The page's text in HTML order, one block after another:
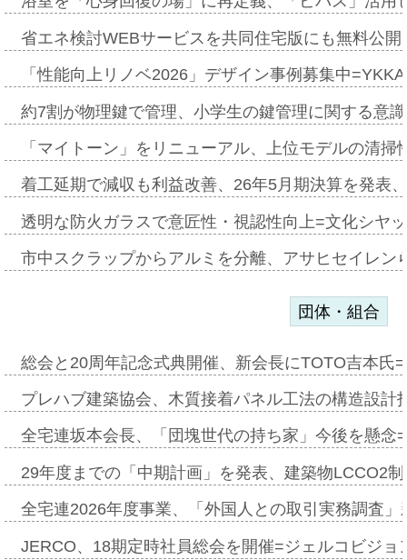
省エネ検討WEBサービスを共同住宅版にも無料公
「性能向上リノベ2026」デザイン事例募集中
約7割が物理鍵で管理、小学生の鍵管理に関する意
「マイトーン」をリニューアル、上位モデルの清
着工延期で減収も利益改善、26年5月期決算を発表
透明な防火ガラスで意匠性・視認性向上=文化シヤ
市中スクラップからアルミを分離、アサヒセイレ
団体・組合
総会と20周年記念式典開催、新会長にTOTO吉本氏
プレハブ建築協会、木質接着パネル工法の構造設
全宅連坂本会長、「団塊世代の持ち家」今後を懸
29年度までの「中期計画」を発表、建築物LCCO2
全宅連2026年度事業、「外国人との取引実務調査
JERCO、18期定時社員総会を開催=ジェルコビジ